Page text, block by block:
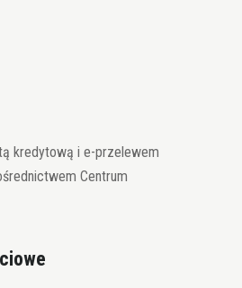
kredytową i e-przelewem
Centrum